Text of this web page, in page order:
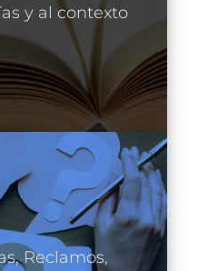
y al contexto
Reclamos,